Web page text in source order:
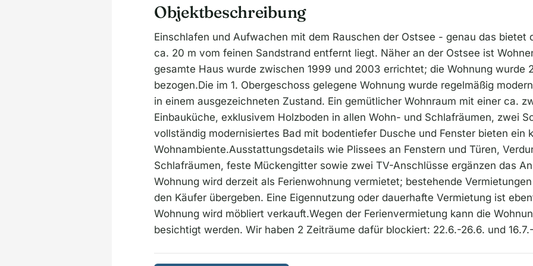
Objektbeschreibung
Einschlafen und Aufwachen mit dem Rauschen der Ostsee - genau das bietet
ca. 20 m vom feinen Sandstrand entfernt liegt. Näher an der Ostsee ist
gesamte Haus wurde zwischen 1999 und 2003 errichtet; die Wohnung wurde
bezogen.Die im 1. Obergeschoss gelegene Wohnung wurde regelmäßig
in einem ausgezeichneten Zustand. Ein gemütlicher Wohnraum mit einer ca.
Einbauküche, exklusivem Holzboden in allen Wohn- und Schlafräumen, zwei
vollständig modernisiertes Bad mit bodentiefer Dusche und Fenster bieten ein
Wohnambiente.Ausstattungsdetails wie Plissees an Fenstern und Türen,
Schlafräumen, feste Mückengitter sowie zwei TV-Anschlüsse ergänzen das
Wohnung wird derzeit als Ferienwohnung vermietet; bestehende
den Käufer übergeben. Eine Eigennutzung oder dauerhafte Vermietung ist
Wohnung wird möbliert verkauft.Wegen der Ferienvermietung kann die
besichtigt werden. Wir haben 2 Zeiträume dafür blockiert: 22.6.-26.6. und